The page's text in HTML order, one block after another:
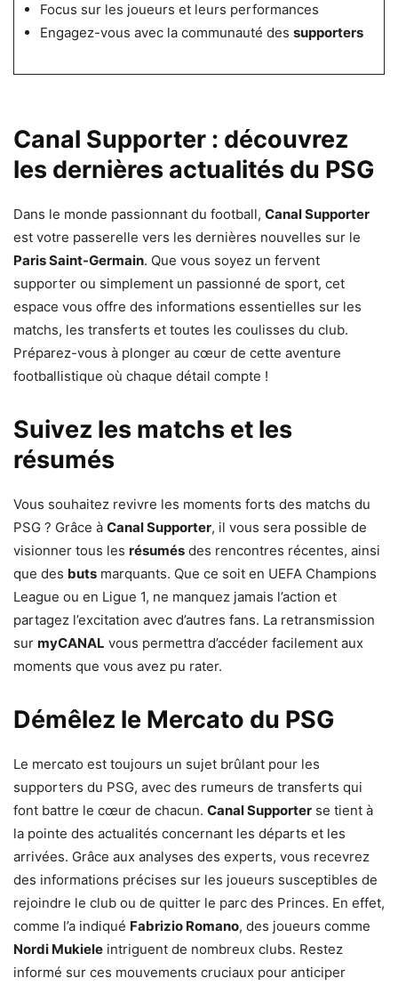
Focus sur les joueurs et leurs performances
Engagez-vous avec la communauté des supporters
Canal Supporter : découvrez
les dernières actualités du PSG
Dans le monde passionnant du football, Canal Supporter
est votre passerelle vers les dernières nouvelles sur le
Paris Saint-Germain. Que vous soyez un fervent
supporter ou simplement un passionné de sport, cet
espace vous offre des informations essentielles sur les
matchs, les transferts et toutes les coulisses du club.
Préparez-vous à plonger au cœur de cette aventure
footballistique où chaque détail compte !
Suivez les matchs et les
résumés
Vous souhaitez revivre les moments forts des matchs du
PSG ? Grâce à Canal Supporter, il vous sera possible de
visionner tous les résumés des rencontres récentes, ainsi
que des buts marquants. Que ce soit en UEFA Champions
League ou en Ligue 1, ne manquez jamais l’action et
partagez l’excitation avec d’autres fans. La retransmission
sur myCANAL vous permettra d’accéder facilement aux
moments que vous avez pu rater.
Démêlez le Mercato du PSG
Le mercato est toujours un sujet brûlant pour les
supporters du PSG, avec des rumeurs de transferts qui
font battre le cœur de chacun. Canal Supporter se tient à
la pointe des actualités concernant les départs et les
arrivées. Grâce aux analyses des experts, vous recevrez
des informations précises sur les joueurs susceptibles de
rejoindre le club ou de quitter le parc des Princes. En effet,
comme l’a indiqué Fabrizio Romano, des joueurs comme
Nordi Mukiele intriguent de nombreux clubs. Restez
informé sur ces mouvements cruciaux pour anticiper